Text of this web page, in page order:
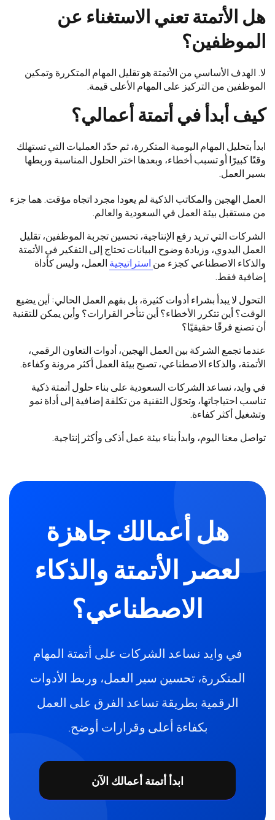
هل الأتمتة تعني الاستغناء عن
الموظفين؟
لا. الهدف الأساسي من الأتمتة هو تقليل المهام المتكررة وتمكين
الموظفين من التركيز على المهام الأعلى قيمة.
كيف أبدأ في أتمتة أعمالي؟
ابدأ بتحليل المهام اليومية المتكررة، ثم حدّد العمليات التي تستهلك
وقتًا كبيرًا أو تسبب أخطاء، وبعدها اختر الحلول المناسبة وربطها
بسير العمل.
العمل الهجين والمكاتب الذكية لم يعودا مجرد اتجاه مؤقت. هما جزء
من مستقبل بيئة العمل في السعودية والعالم.
الشركات التي تريد رفع الإنتاجية، تحسين تجربة الموظفين، تقليل
العمل اليدوي، وزيادة وضوح البيانات تحتاج إلى التفكير في الأتمتة
والذكاء الاصطناعي كجزء من استراتيجية العمل، وليس كأداة
إضافية فقط.
التحول لا يبدأ بشراء أدوات كثيرة، بل بفهم العمل الحالي: أين يضيع
الوقت؟ أين تتكرر الأخطاء؟ أين تتأخر القرارات؟ وأين يمكن للتقنية
أن تصنع فرقًا حقيقيًا؟
عندما تجمع الشركة بين العمل الهجين، أدوات التعاون الرقمي،
الأتمتة، والذكاء الاصطناعي، تصبح بيئة العمل أكثر مرونة وكفاءة.
في وايد، نساعد الشركات السعودية على بناء حلول أتمتة ذكية
تناسب احتياجاتها، وتحوّل التقنية من تكلفة إضافية إلى أداة نمو
وتشغيل أكثر كفاءة.
تواصل معنا اليوم، وابدأ بناء بيئة عمل أذكى وأكثر إنتاجية.
هل أعمالك جاهزة
لعصر الأتمتة والذكاء
الاصطناعي؟
في وايد نساعد الشركات على أتمتة المهام
المتكررة، تحسين سير العمل، وربط الأدوات
الرقمية بطريقة تساعد الفرق على العمل
بكفاءة أعلى وقرارات أوضح.
ابدأ أتمتة أعمالك الآن